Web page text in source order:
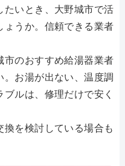
たいとき、大野城市で活
ょうか。信頼できる業者
市のおすすめ給湯器業者
。お湯が出ない、温度調
ルは、修理だけで安く
を検討している場合も